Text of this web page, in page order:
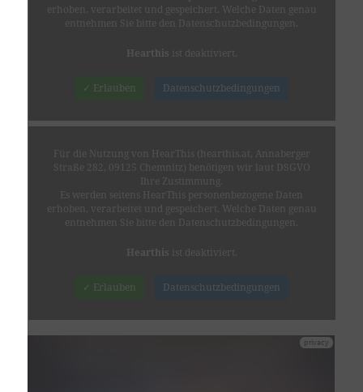
erhoben, verarbeitet und gespeichert. Welche Daten genau
entnehmen Sie bitte den Datenschutzbedingungen.
Hearthis ist deaktiviert.
✓ Erlauben Datenschutzbedingungen
Für die Nutzung von HearThis (hearthis.at, Annaberger
Straße 282, 09125 Chemnitz) benötigen wir laut DSGVO
Ihre Zustimmung.
Es werden seitens HearThis personenbezogene Daten
erhoben, verarbeitet und gespeichert. Welche Daten genau
entnehmen Sie bitte den Datenschutzbedingungen.
Hearthis ist deaktiviert.
✓ Erlauben Datenschutzbedingungen